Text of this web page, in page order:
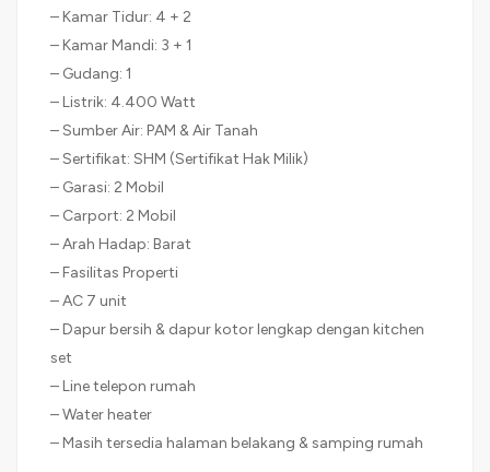
– Kamar Tidur: 4 + 2
– Kamar Mandi: 3 + 1
– Gudang: 1
– Listrik: 4.400 Watt
– Sumber Air: PAM & Air Tanah
– Sertifikat: SHM (Sertifikat Hak Milik)
– Garasi: 2 Mobil
– Carport: 2 Mobil
– Arah Hadap: Barat
– Fasilitas Properti
– AC 7 unit
– Dapur bersih & dapur kotor lengkap dengan kitchen
set
– Line telepon rumah
– Water heater
– Masih tersedia halaman belakang & samping rumah